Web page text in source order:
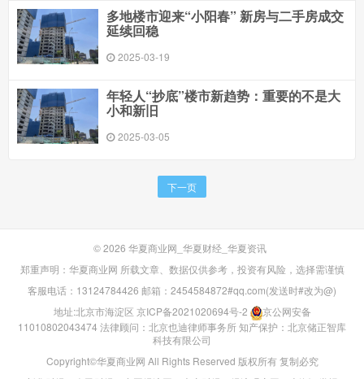
多地楼市迎来“小阳春” 新房与二手房成交
延续回稳
2025-03-19
年轻人“抄底”楼市新趋势：重要的不是大
小和新旧
2025-03-05
下一页
© 2026 华夏商业网_华夏财经_华夏资讯
郑重声明：华夏商业网 所载文章、数据仅供参考，投资有风险，选择需谨慎
客服电话：13124784426 邮箱：2454584872#qq.com(发送时#改为@)
地址:北京市海淀区 京ICP备2021020694号-2
京公网安备
11010802043474 法律顾问：北京也迪律师事务所知产保护：北京储正智库
科技有限公司
Copyright©华夏商业网 All Rights Reserved 版权所有 复制必究